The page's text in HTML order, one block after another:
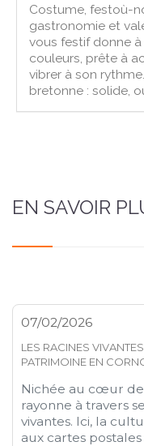
Costume, festoù-
gastronomie et
vous festif donne
couleurs, prête à
vibrer à son
bretonne : solide,
EN SAVOIR
07/02/2026
LES RACINES
PATRIMOINE EN
Nichée au cœur
rayonne à travers
vivantes. Ici, la
aux cartes